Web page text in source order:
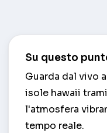
Su questo
Guarda dal vivo
isole hawaii
l'atmosfera
tempo reale.